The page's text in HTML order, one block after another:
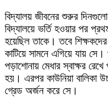
বিদ্যালয় জীবনের শুরুর
বিদ্যালয়ে ভর্তি হওয়ার পর
হয়েছিল তাকে। তবে
কাটিয়ে সামনে এগিয়ে যায়
পড়াশোনায় মেধার স্বাক্ষর
হয়। এরপর কাউনিয়া বালিকা
গ্রেড অর্জন করে সে।